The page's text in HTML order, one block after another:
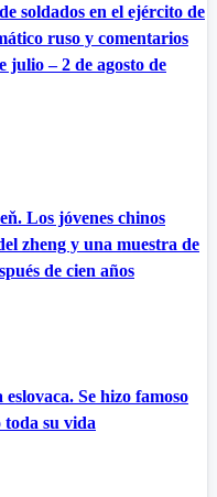
soldados en el ejército de
ruso y comentarios
julio – 2 de agosto de
Los jóvenes chinos
zheng y una muestra de
de cien años
Se hizo famoso
su vida